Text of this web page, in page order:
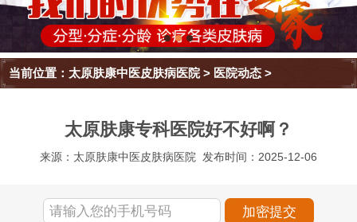
当前位置： 太原肤康中医皮肤病医院> 医院动态 >
太原肤康专科医院好不好啊？
来源：太原肤康中医皮肤病医院 发布时间：2025-12-06